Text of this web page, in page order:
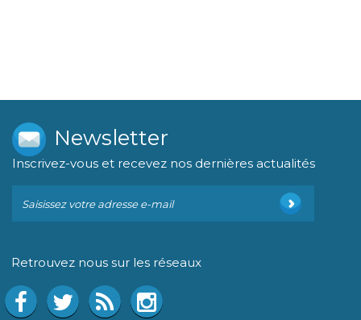
Newsletter
Inscrivez-vous et recevez nos dernières actualités
Retrouvez nous sur les réseaux